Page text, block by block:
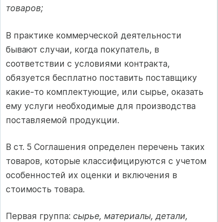
товаров;
В практике коммерческой деятельности
бывают случаи, когда покупатель, в
соответствии с условиями контракта,
обязуется бесплатно поставить поставщику
какие-то комплектующие, или сырье, оказать
ему услуги необходимые для производства
поставляемой продукции.
В ст. 5 Соглашения определен перечень таких
товаров, которые классифицируются с учетом
особенностей их оценки и включения в
стоимость товара.
Первая группа: сырье, материалы, детали,